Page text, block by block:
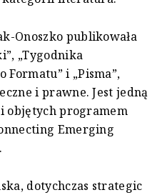
Onoszko publikowała
„Tygodnika
Formatu” i „Pisma”,
i prawne. Jest jedną
objętych programem
Emerging
dotychczas strategic